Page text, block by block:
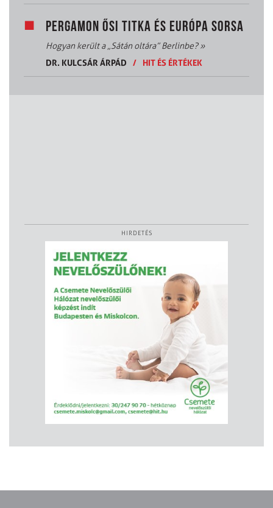
PERGAMON ŐSI TITKA ÉS EURÓPA SORSA
Hogyan került a „Sátán oltára” Berlinbe?»
DR. KULCSÁR ÁRPÁD
/ HIT ÉS ÉRTÉKEK
HIRDETÉS